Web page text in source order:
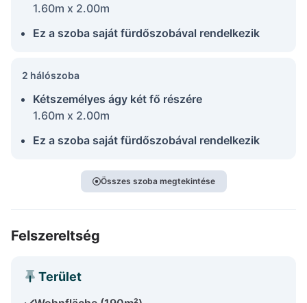
1.60m x 2.00m
Ez a szoba saját fürdőszobával rendelkezik
2 hálószoba
Kétszemélyes ágy két fő részére
1.60m x 2.00m
Ez a szoba saját fürdőszobával rendelkezik
Összes szoba megtekintése
Felszereltség
Terület